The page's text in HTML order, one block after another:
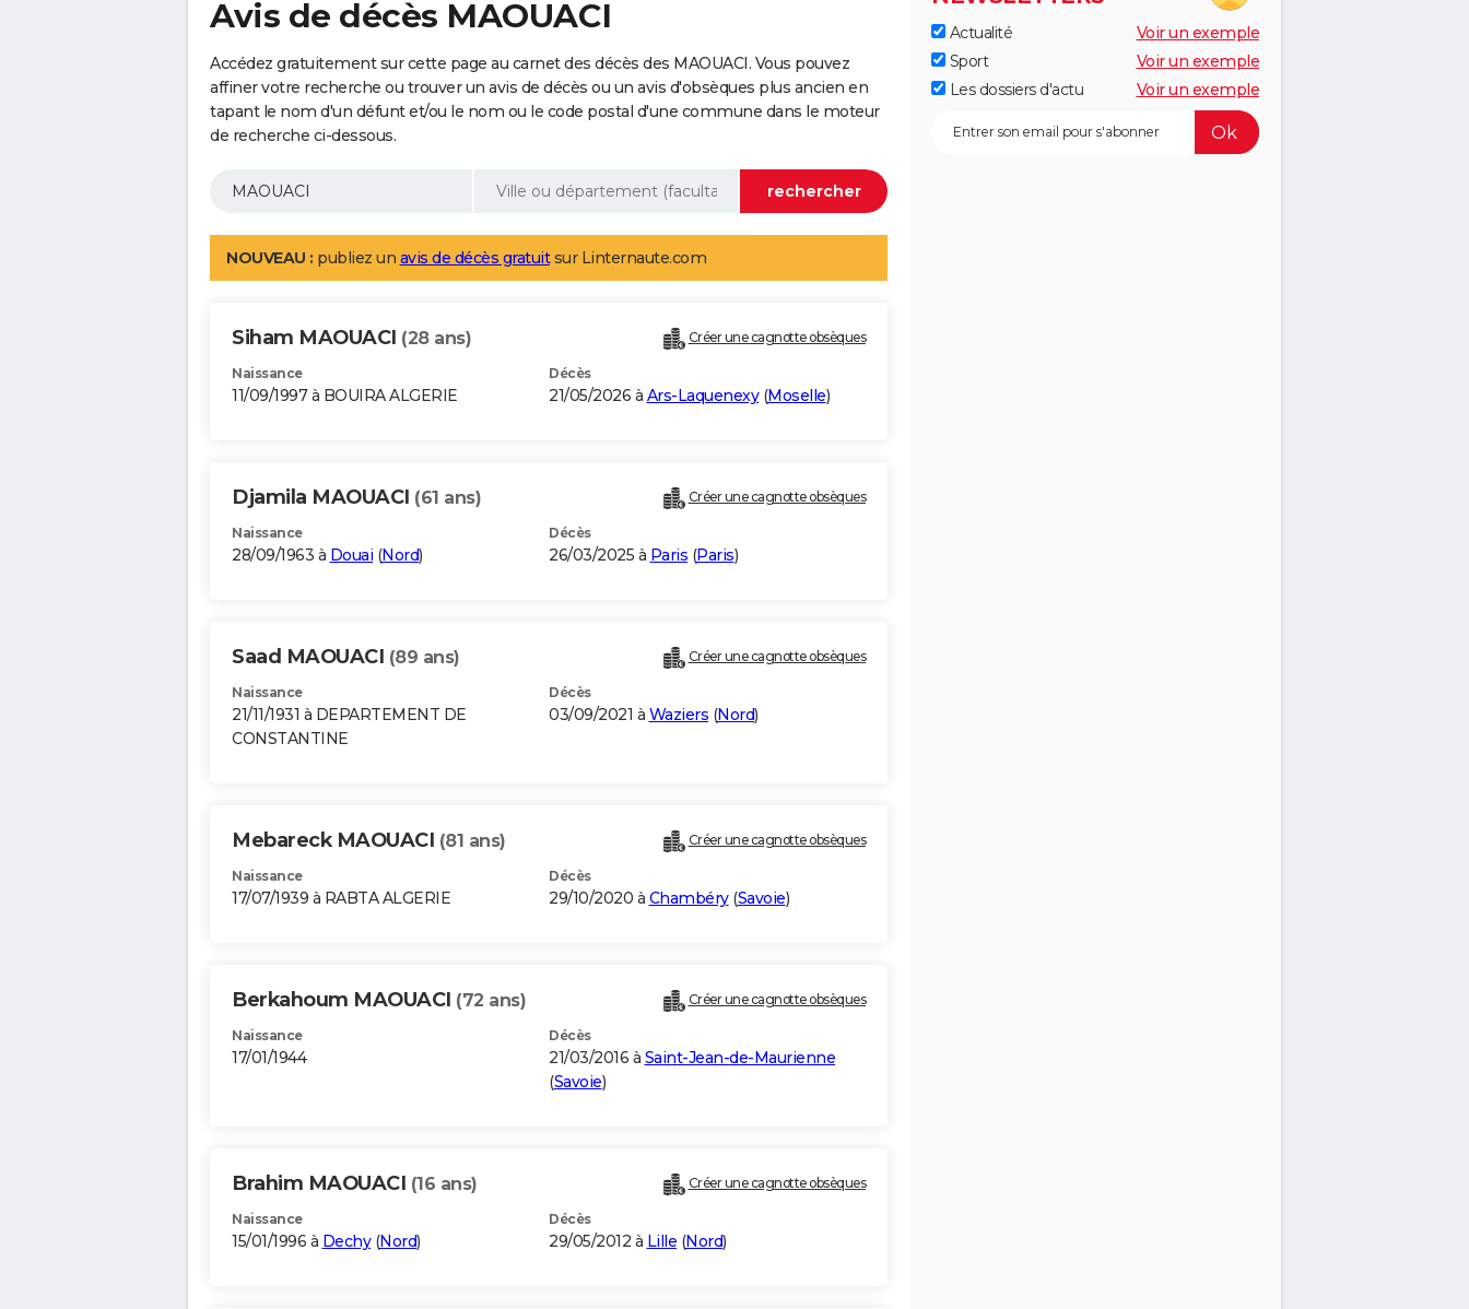
Avis de décès MAOUACI
Accédez gratuitement sur cette page au carnet des décès des MAOUACI. Vous pouvez
affiner votre recherche ou trouver un avis de décès ou un avis d'obsèques plus ancien en
tapant le nom d'un défunt et/ou le nom ou le code postal d'une commune dans le moteur
de recherche ci-dessous.
NOUVEAU : publiez un avis de décès gratuitsur Linternaute.com
Siham MAOUACI (28 ans) Créer une cagnotte obsèques
Naissance
11/09/1997 à BOUIRA ALGERIE
Décès
21/05/2026 à Ars-Laquenexy(Moselle)
Djamila MAOUACI (61 ans) Créer une cagnotte obsèques
Naissance
28/09/1963 à Douai (Nord)
Décès
26/03/2025 à Paris (Paris)
Saad MAOUACI (89 ans) Créer une cagnotte obsèques
Naissance
21/11/1931 à DEPARTEMENT DE
CONSTANTINE
Décès
03/09/2021 à Waziers (Nord)
Mebareck MAOUACI (81 ans) Créer une cagnotte obsèques
Naissance
17/07/1939 à RABTA ALGERIE
Décès
29/10/2020 à Chambéry(Savoie)
Berkahoum MAOUACI (72 ans) Créer une cagnotte obsèques
Naissance
17/01/1944
Décès
21/03/2016 à Saint-Jean-de-Maurienne
(Savoie)
Brahim MAOUACI (16 ans) Créer une cagnotte obsèques
Naissance
15/01/1996 à Dechy(Nord)
Décès
29/05/2012 à Lille (Nord)
Actualité
Voir un exemple
Sport
Voir un exemple
Les dossiers d'actu
Voir un exemple